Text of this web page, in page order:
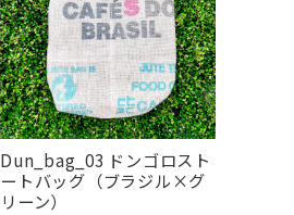
Dun_bag_03 ドンゴロスト
ートバッグ（ブラジル×グ
リーン）